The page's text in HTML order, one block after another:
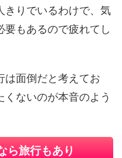
きりでいるわけで、気
要もあるので疲れてし
は面倒だと考えてお
くないのが本音のよう
ら旅行もあり